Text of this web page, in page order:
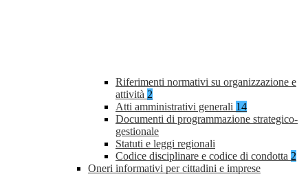
Riferimenti normativi su organizzazione e
attività 2
Atti amministrativi generali 14
Documenti di programmazione strategico-
gestionale
Statuti e leggi regionali
Codice disciplinare e codice di condotta 2
Oneri informativi per cittadini e imprese